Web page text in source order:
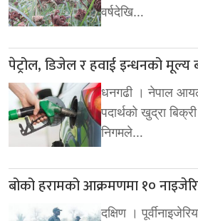
वर्षदेखि…
पेट्रोल, डिजेल र हवाई इन्धनको मूल्य
धनगढी । नेपाल
पदार्थको खुद्रा
निगमले…
बोको हरामको आक्रमणमा १०
दक्षिण ।